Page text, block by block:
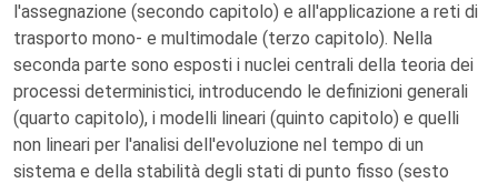
l'assegnazione (secondo capitolo) e all'applicazione a reti di
trasporto mono- e multimodale (terzo capitolo). Nella
seconda parte sono esposti i nuclei centrali della teoria dei
processi deterministici, introducendo le definizioni generali
(quarto capitolo), i modelli lineari (quinto capitolo) e quelli
non lineari per l'analisi dell'evoluzione nel tempo di un
sistema e della stabilità degli stati di punto fisso (sesto